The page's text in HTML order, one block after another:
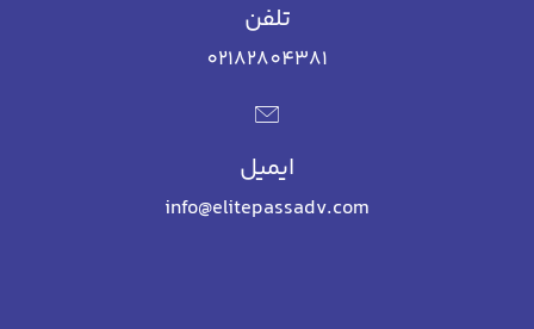
تلفن
02182804381
ایمیل
info@elitepassadv.com